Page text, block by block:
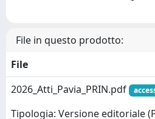
File in questo prodotto:
File
2026_Atti_Pavia_PRIN.pdf
Tipologia: Versione editoriale